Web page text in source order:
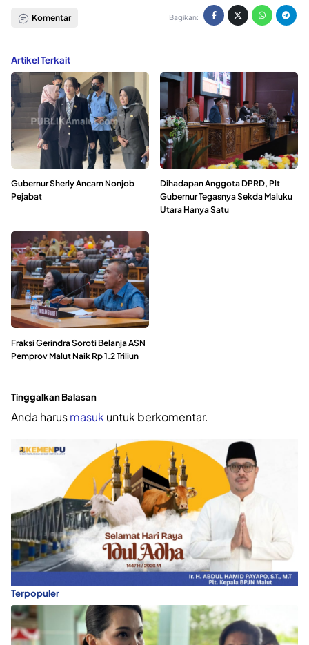
Komentar Bagikan:
Artikel Terkait
Gubernur Sherly Ancam Nonjob
Pejabat
Dihadapan Anggota DPRD, Plt
Gubernur Tegasnya Sekda Maluku
Utara Hanya Satu
Fraksi Gerindra Soroti Belanja ASN
Pemprov Malut Naik Rp 1.2 Triliun
Tinggalkan Balasan
Anda harusmasukuntuk berkomentar.
Terpopuler